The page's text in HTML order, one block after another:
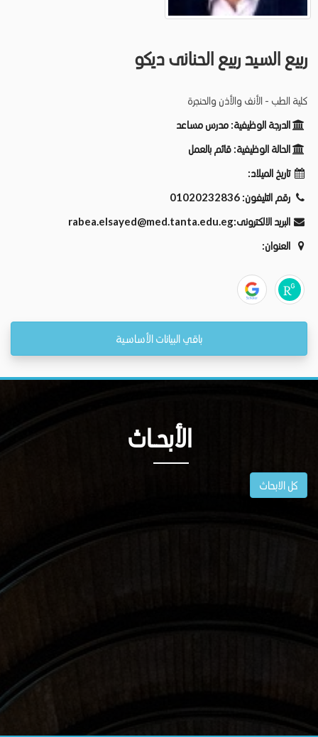
ربيع السيد ربيع الحنانى ديكو
كلية الطب - الأنف والأذن والحنجرة
الدرجة الوظيفية: مدرس مساعد
الحالة الوظيفية: قائم بالعمل
تاريخ الميلاد:
رقم التليفون: 01020232836
البريد الالكترونى:rabea.elsayed@med.tanta.edu.eg
العنوان:
باقي البيانات الأساسية
الأبحــاث
كل الابحاث